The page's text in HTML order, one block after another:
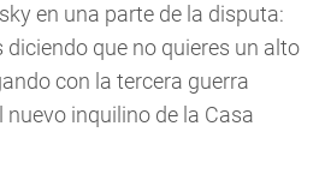
en una parte de la disputa:
diciendo que no quieres un alto
con la tercera guerra
inquilino de la Casa